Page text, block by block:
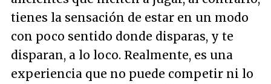
tienes la sensación de estar en un modo
con poco sentido donde disparas, y te
disparan, a lo loco. Realmente, es una
experiencia que no puede competir ni lo